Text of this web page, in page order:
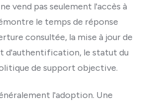
vend pas seulement l'accès à
le temps de réponse
consultée, la mise à jour de
d'authentification, le statut du
de support objective.
l'adoption. Une